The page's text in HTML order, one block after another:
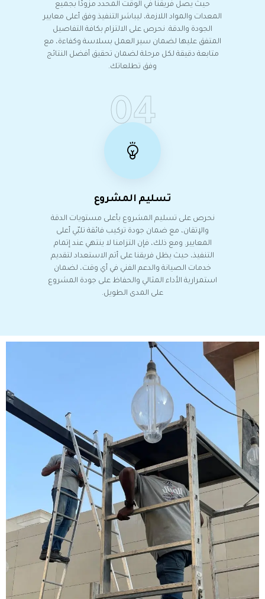
حيث يصل فريقنا في الوقت المحدد مزودًا بجميع
المعدات والمواد اللازمة، ليباشر التنفيذ وفق أعلى معايير
الجودة والدقة. نحرص على الالتزام بكافة التفاصيل
المتفق عليها لضمان سير العمل بسلاسة وكفاءة، مع
متابعة دقيقة لكل مرحلة لضمان تحقيق أفضل النتائج
وفق تطلعاتك.
04
تسليم المشروع
نحرص على تسليم المشروع بأعلى مستويات الدقة
والإتقان، مع ضمان جودة تركيب فائقة تلبّي أعلى
المعايير. ومع ذلك، فإن التزامنا لا ينتهي عند إتمام
التنفيذ، حيث يظل فريقنا على أتم الاستعداد لتقديم
خدمات الصيانة والدعم الفني في أي وقت، لضمان
استمرارية الأداء المثالي والحفاظ على جودة المشروع
على المدى الطويل.